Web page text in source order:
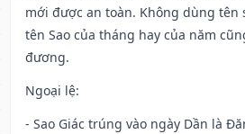
mới được an toàn. Không dùng tên
tên Sao của tháng hay của năm
đương.
Ngoại lệ:
- Sao Giác trúng vào ngày Dần là